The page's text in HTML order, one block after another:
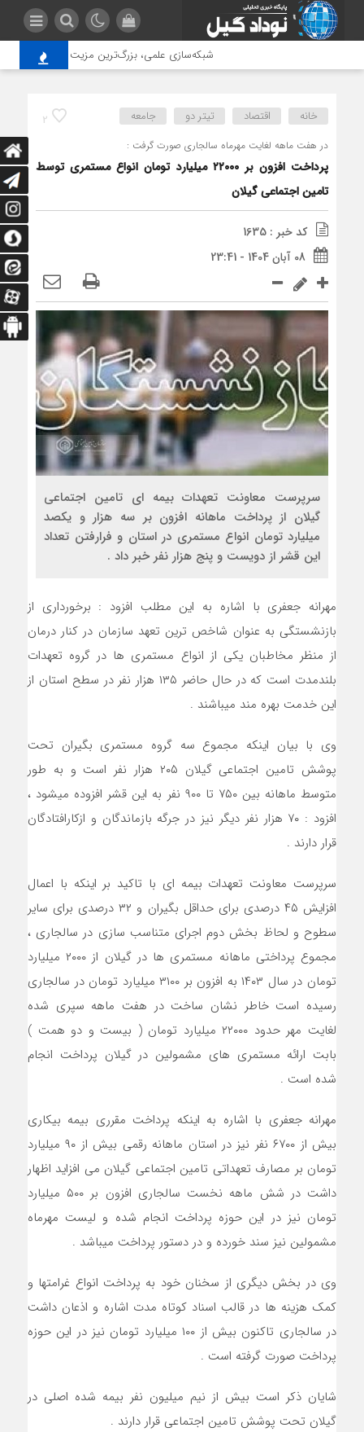
شبکه‌سازی علمی، بزرگ‌ترین مزیت دانشگاه آزاد
2 خانه اقتصاد تیتر دو جامعه
در هفت ماهه لغایت مهرماه سالجاری صورت گرفت :
پرداخت افزون بر ۲۲۰۰۰ میلیارد تومان انواع مستمری توسط
تامین اجتماعی گیلان
کد خبر : 1635
08 آبان 1404 - 23:41
سرپرست معاونت تعهدات بیمه ای تامین اجتماعی
گیلان از پرداخت ماهانه افزون بر سه هزار و یکصد
میلیارد تومان انواع مستمری در استان و فرارفتن تعداد
این قشر از دویست و پنج هزار نفر خبر داد .
مهرانه جعفری با اشاره به این مطلب افزود : برخورداری از
بازنشستگی به عنوان شاخص ترین تعهد سازمان در کنار درمان
از منظر مخاطبان یکی از انواع مستمری ها در گروه تعهدات
بلندمدت است که در حال حاضر ۱۳۵ هزار نفر در سطح استان از
این خدمت بهره مند میباشند .
وی با بیان اینکه مجموع سه گروه مستمری بگیران تحت
پوشش تامین اجتماعی گیلان ۲۰۵ هزار نفر است و به طور
متوسط ماهانه بین ۷۵۰ تا ۹۰۰ نفر به این قشر افزوده میشود ،
افزود : ۷۰ هزار نفر دیگر نیز در جرگه بازماندگان و ازکارافتادگان
قرار دارند .
سرپرست معاونت تعهدات بیمه ای با تاکید بر اینکه با اعمال
افزایش ۴۵ درصدی برای حداقل بگیران و ۳۲ درصدی برای سایر
سطوح و لحاظ بخش دوم اجرای متناسب سازی در سالجاری ،
مجموع پرداختی ماهانه مستمری ها در گیلان از ۲۰۰۰ میلیارد
تومان در سال ۱۴۰۳ به افزون بر ۳۱۰۰ میلیارد تومان در سالجاری
رسیده است خاطر نشان ساخت در هفت ماهه سپری شده
لغایت مهر حدود ۲۲۰۰۰ میلیارد تومان ( بیست و دو همت )
بابت ارائه مستمری های مشمولین در گیلان پرداخت انجام
شده است .
مهرانه جعفری با اشاره به اینکه پرداخت مقرری بیمه بیکاری
بیش از ۶۷۰۰ نفر نیز در استان ماهانه رقمی بیش از ۹۰ میلیارد
تومان بر مصارف تعهداتی تامین اجتماعی گیلان می افزاید اظهار
داشت در شش ماهه نخست سالجاری افزون بر ۵۰۰ میلیارد
تومان نیز در این حوزه پرداخت انجام شده و لیست مهرماه
مشمولین نیز سند خورده و در دستور پرداخت میباشد .
وی در بخش دیگری از سخنان خود به پرداخت انواع غرامتها و
کمک هزینه ها در قالب اسناد کوتاه مدت اشاره و اذعان داشت
در سالجاری تاکنون بیش از ۱۰۰ میلیارد تومان نیز در این حوزه
پرداخت صورت گرفته است .
شایان ذکر است بیش از نیم میلیون نفر بیمه شده اصلی در
گیلان تحت پوشش تامین اجتماعی قرار دارند .